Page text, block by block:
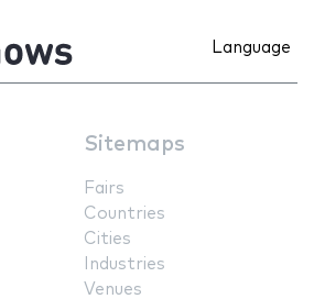
Language
Sitemaps
Fairs
Countries
Cities
Industries
Venues